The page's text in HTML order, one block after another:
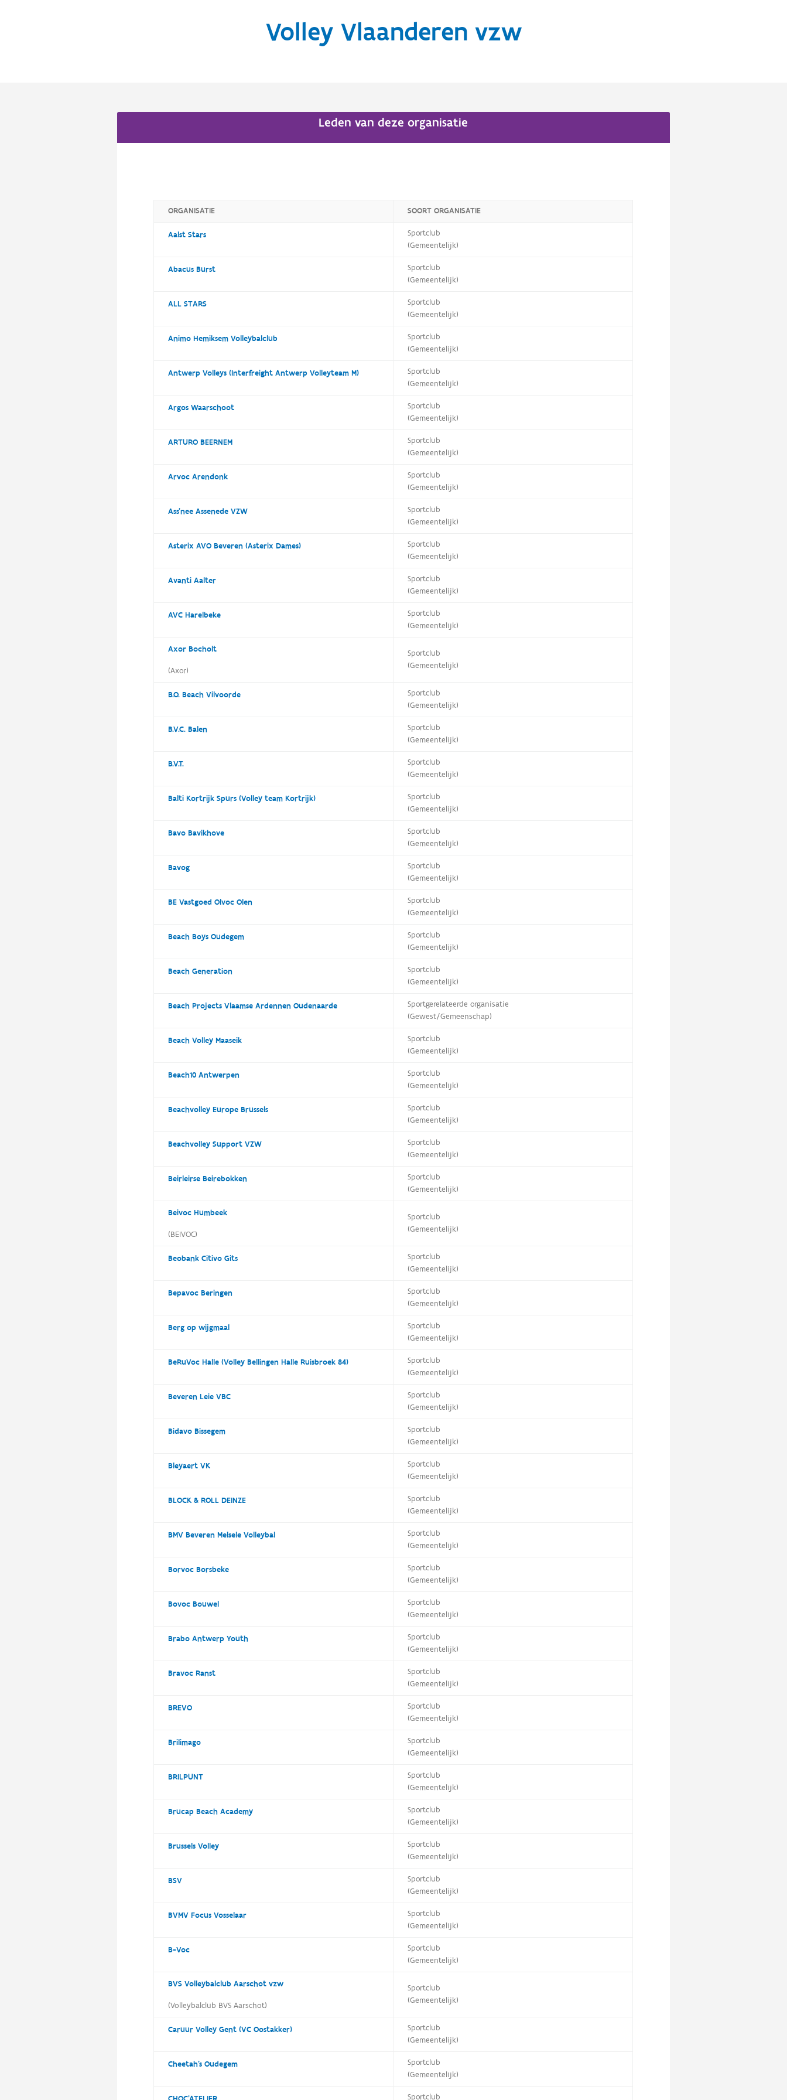
Volley Vlaanderen vzw
Leden van deze organisatie
ORGANISATIE SOORT ORGANISATIE
Aalst Stars
Sportclub
(Gemeentelijk)
Abacus Burst
Sportclub
(Gemeentelijk)
ALL STARS
Sportclub
(Gemeentelijk)
Animo Hemiksem Volleybalclub
Sportclub
(Gemeentelijk)
Antwerp Volleys (Interfreight Antwerp Volleyteam M)
Sportclub
(Gemeentelijk)
Argos Waarschoot
Sportclub
(Gemeentelijk)
ARTURO BEERNEM
Sportclub
(Gemeentelijk)
Arvoc Arendonk
Sportclub
(Gemeentelijk)
Ass'nee Assenede VZW
Sportclub
(Gemeentelijk)
Asterix AVO Beveren (Asterix Dames)
Sportclub
(Gemeentelijk)
Avanti Aalter
Sportclub
(Gemeentelijk)
AVC Harelbeke
Sportclub
(Gemeentelijk)
Axor Bocholt
(Axor)
Sportclub
(Gemeentelijk)
B.O. Beach Vilvoorde
Sportclub
(Gemeentelijk)
B.V.C. Balen
Sportclub
(Gemeentelijk)
B.V.T.
Sportclub
(Gemeentelijk)
Balti Kortrijk Spurs (Volley team Kortrijk)
Sportclub
(Gemeentelijk)
Bavo Bavikhove
Sportclub
(Gemeentelijk)
Bavog
Sportclub
(Gemeentelijk)
BE Vastgoed Olvoc Olen
Sportclub
(Gemeentelijk)
Beach Boys Oudegem
Sportclub
(Gemeentelijk)
Beach Generation
Sportclub
(Gemeentelijk)
Beach Projects Vlaamse Ardennen Oudenaarde
Sportgerelateerde organisatie
(Gewest/Gemeenschap)
Beach Volley Maaseik
Sportclub
(Gemeentelijk)
Beach10 Antwerpen
Sportclub
(Gemeentelijk)
Beachvolley Europe Brussels
Sportclub
(Gemeentelijk)
Beachvolley Support VZW
Sportclub
(Gemeentelijk)
Beirleirse Beirebokken
Sportclub
(Gemeentelijk)
Beivoc Humbeek
(BEIVOC)
Sportclub
(Gemeentelijk)
Beobank Citivo Gits
Sportclub
(Gemeentelijk)
Bepavoc Beringen
Sportclub
(Gemeentelijk)
Berg op wijgmaal
Sportclub
(Gemeentelijk)
BeRuVoc Halle (Volley Bellingen Halle Ruisbroek 84)
Sportclub
(Gemeentelijk)
Beveren Leie VBC
Sportclub
(Gemeentelijk)
Bidavo Bissegem
Sportclub
(Gemeentelijk)
Bleyaert VK
Sportclub
(Gemeentelijk)
BLOCK & ROLL DEINZE
Sportclub
(Gemeentelijk)
BMV Beveren Melsele Volleybal
Sportclub
(Gemeentelijk)
Borvoc Borsbeke
Sportclub
(Gemeentelijk)
Bovoc Bouwel
Sportclub
(Gemeentelijk)
Brabo Antwerp Youth
Sportclub
(Gemeentelijk)
Bravoc Ranst
Sportclub
(Gemeentelijk)
BREVO
Sportclub
(Gemeentelijk)
Brilimago
Sportclub
(Gemeentelijk)
BRILPUNT
Sportclub
(Gemeentelijk)
Brucap Beach Academy
Sportclub
(Gemeentelijk)
Brussels Volley
Sportclub
(Gemeentelijk)
BSV
Sportclub
(Gemeentelijk)
BVMV Focus Vosselaar
Sportclub
(Gemeentelijk)
B-Voc
Sportclub
(Gemeentelijk)
BVS Volleybalclub Aarschot vzw
(Volleybalclub BVS Aarschot)
Sportclub
(Gemeentelijk)
Caruur Volley Gent (VC Oostakker)
Sportclub
(Gemeentelijk)
Cheetah's Oudegem
Sportclub
(Gemeentelijk)
Sportclub